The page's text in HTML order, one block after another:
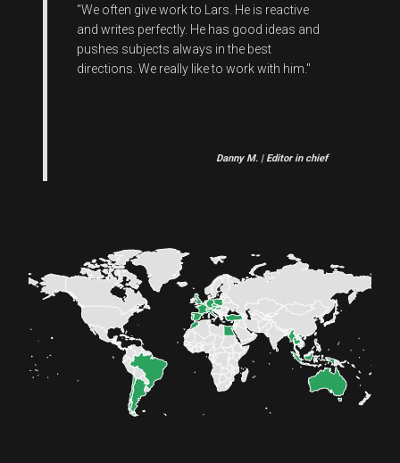
"We often give work to Lars. He is reactive
and writes perfectly. He has good ideas and
pushes subjects always in the best
directions. We really like to work with him."
Danny M. | Editor in chief